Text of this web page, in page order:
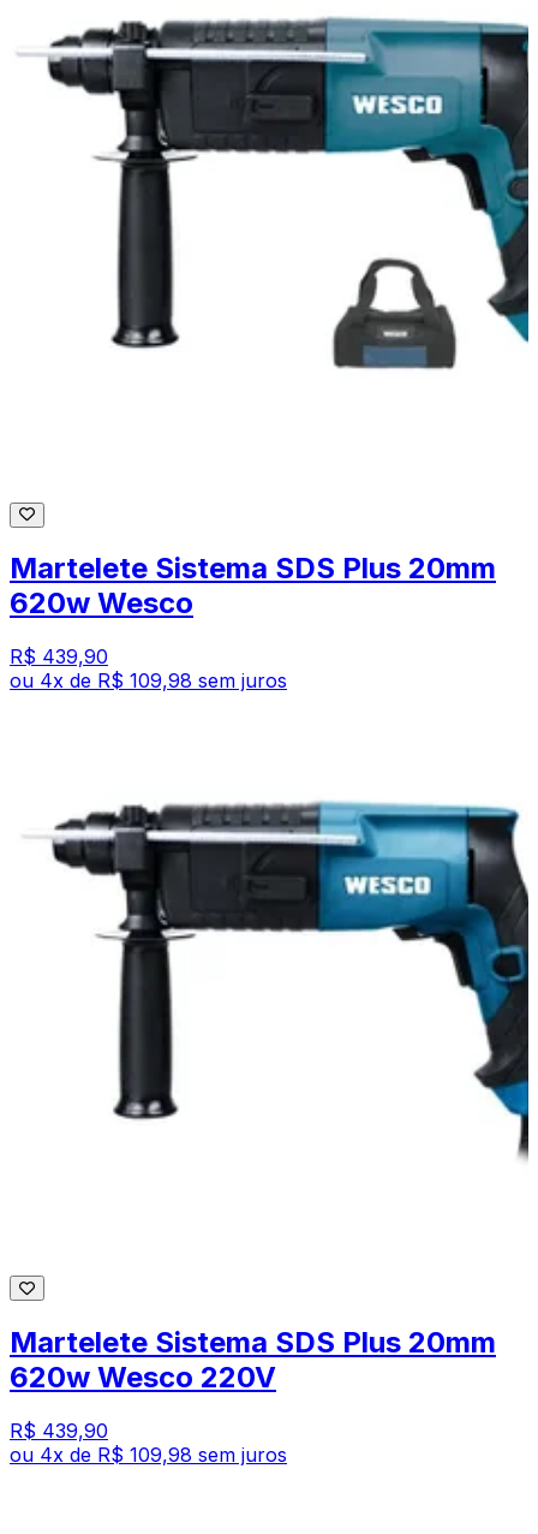
Martelete Sistema SDS Plus 20mm
620w Wesco
R$ 439,90
ou 4x de R$ 109,98 sem juros
Martelete Sistema SDS Plus 20mm
620w Wesco 220V
R$ 439,90
ou 4x de R$ 109,98 sem juros